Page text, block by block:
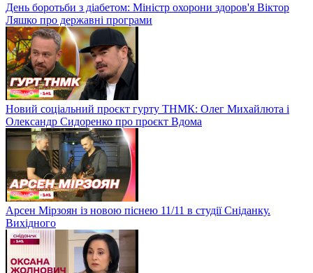
День боротьби з діабетом: Міністр охорони здоров'я Віктор
Ляшко про державні програми
Новий соціальний проєкт гурту ТНМК: Олег Михайлюта і
Олександр Сидоренко про проєкт Вдома
Арсен Мірзоян із новою піснею 11/11 в студії Сніданку.
Вихідного